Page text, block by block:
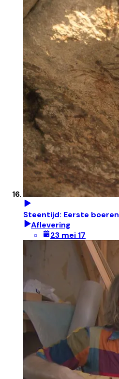
Steentijd: Eerste boeren
Aflevering
23 mei 17